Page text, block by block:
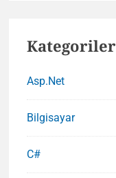
Kategoriler
Asp.Net
Bilgisayar
C#